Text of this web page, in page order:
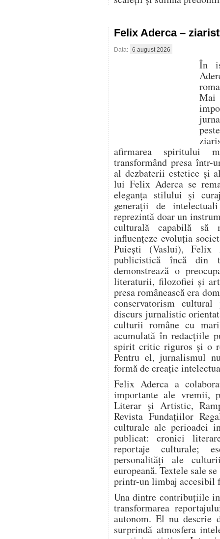
Felix Aderca –
Data: 6 august 2026
În
Mai
afirmarea spiritului
transformând presa
al dezbaterii estetice și
lui Felix Aderca se
eleganța stilului și
generații de
reprezintă doar un
culturală capabilă să
influențeze evoluția
Puiești (Vaslui), Felix
publicistică încă din
demonstrează o
literaturii, filozofiei și
presa românească era
conservatorism
discurs jurnalistic
culturii române cu
acumulată în redacțiile
spirit critic riguros și o
Pentru el, jurnalismul
formă de creație
Felix Aderca a
importante ale vremii,
Literar și Artistic,
Revista Fundațiilor
culturale ale perioadei
publicat: cronici
reportaje culturale;
personalități ale
europeană. Textele sale
printr-un limbaj accesibil
Una dintre contribuțiile
transformarea
autonom. El nu descrie
surprindă atmosfera